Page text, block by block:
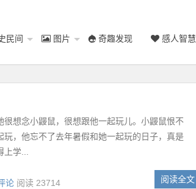
民间 图片 奇趣发现 感人智慧
想念小鼹鼠，很想跟他一起玩儿。小鼹鼠恨不
，他忘不了去年暑假和她一起玩的日子，真是
学...
论 阅读 23714 阅读全文